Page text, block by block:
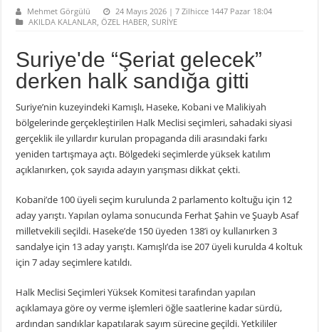
Mehmet Görgülü
24 Mayıs 2026 | 7 Zilhicce 1447 Pazar 18:04
AKILDA KALANLAR,ÖZEL HABER,SURİYE
Suriye'de “Şeriat gelecek”
derken halk sandığa gitti
Suriye’nin kuzeyindeki Kamışlı, Haseke, Kobanive Malikiyah
bölgelerinde gerçekleştirilen Halk Meclisi seçimleri, sahadaki siyasi
gerçeklik ile yıllardır kurulan propaganda dili arasındaki farkı
yeniden tartışmaya açtı. Bölgedeki seçimlerde yüksek katılım
açıklanırken, çok sayıda adayın yarışması dikkat çekti.
Kobani’de 100 üyeli seçim kurulunda 2 parlamento koltuğu için 12
aday yarıştı. Yapılan oylama sonucunda Ferhat Şahin ve Şuayb Asaf
milletvekili seçildi. Haseke’de 150 üyeden 138’i oy kullanırken 3
sandalye için 13 aday yarıştı. Kamışlı’da ise 207 üyeli kurulda 4 koltuk
için 7 aday seçimlere katıldı.
Halk Meclisi Seçimleri Yüksek Komitesi tarafından yapılan
açıklamaya göre oy verme işlemleri öğle saatlerine kadar sürdü,
ardından sandıklar kapatılarak sayım sürecine geçildi. Yetkililer